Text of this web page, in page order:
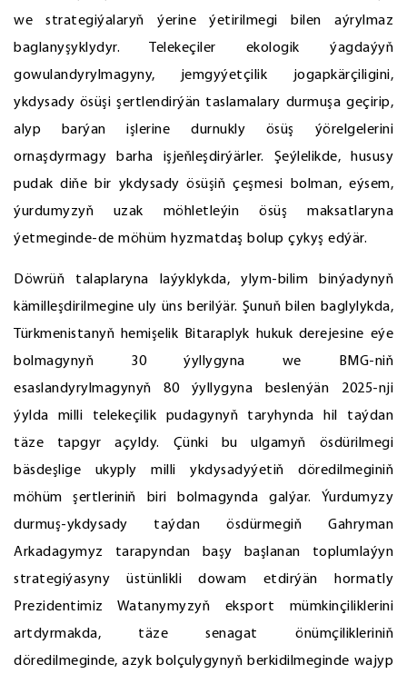
we strategiýalaryň ýerine ýetirilmegi bilen aýrylmaz
baglanyşyklydyr. Telekeçiler ekologik ýagdaýyň
gowulandyrylmagyny, jemgyýetçilik jogapkärçiligini,
ykdysady ösüşi şertlendirýän taslamalary durmuşa geçirip,
alyp barýan işlerine durnukly ösüş ýörelgelerini
ornaşdyrmagy barha işjeňleşdirýärler. Şeýlelikde, hususy
pudak diňe bir ykdysady ösüşiň çeşmesi bolman, eýsem,
ýurdumyzyň uzak möhletleýin ösüş maksatlaryna
ýetmeginde-de möhüm hyzmatdaş bolup çykyş edýär.
Döwrüň talaplaryna laýyklykda, ylym-bilim binýadynyň
kämilleşdirilmegine uly üns berilýär. Şunuň bilen baglylykda,
Türkmenistanyň hemişelik Bitaraplyk hukuk derejesine eýe
bolmagynyň 30 ýyllygyna we BMG-niň
esaslandyrylmagynyň 80 ýyllygyna beslenýän 2025-nji
ýylda milli telekeçilik pudagynyň taryhynda hil taýdan
täze tapgyr açyldy. Çünki bu ulgamyň ösdürilmegi
bäsdeşlige ukyply milli ykdysadyýetiň döredilmeginiň
möhüm şertleriniň biri bolmagynda galýar. Ýurdumyzy
durmuş-ykdysady taýdan ösdürmegiň Gahryman
Arkadagymyz tarapyndan başy başlanan toplumlaýyn
strategiýasyny üstünlikli dowam etdirýän hormatly
Prezidentimiz Watanymyzyň eksport mümkinçiliklerini
artdyrmakda, täze senagat önümçilikleriniň
döredilmeginde, azyk bolçulygynyň berkidilmeginde wajyp